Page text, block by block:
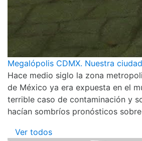
Megalópolis CDMX. Nuestra
Hace medio siglo la zona
de México ya era expuesta en el
terrible caso de contaminación y
hacían sombríos pronósticos
Ver todos